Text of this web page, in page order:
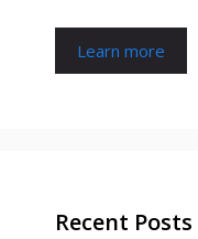
Learn more
Recent Posts